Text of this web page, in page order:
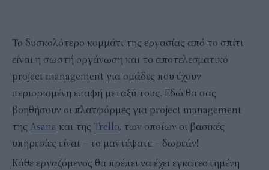
Το δυσκολότερο κομμάτι της εργασίας από το σπίτι
είναι η σωστή οργάνωση και το αποτελεσματικό
project management για ομάδες που έχουν
περιορισμένη επαφή μεταξύ τους. Εδώ θα σας
βοηθήσουν οι πλατφόρμες για project management
της Asana και της Trello, των οποίων οι βασικές
υπηρεσίες είναι – το μαντέψατε – δωρεάν!
Κάθε εργαζόμενος θα πρέπει να έχει εγκατεστημένη